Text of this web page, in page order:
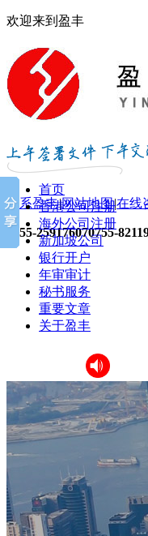
欢迎来到盈丰
联系盈丰|网站地图|在线
0755-259176070755-
首页
香港公司注册
海外公司注册
新加坡公司
银行开户
年审审计
秘书服务
重要文章
关于盈丰
帐户，持有